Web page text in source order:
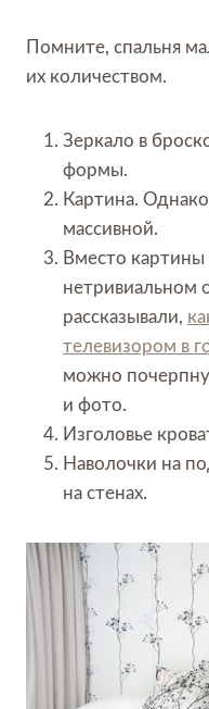
Помните, спальня
их количеством.
Зеркало в
формы.
Картина.
массивной.
Вместо
нетривиальном
рассказывали,
телевизором в
можно
и фото.
Изголовье
Наволочки на
на стенах.